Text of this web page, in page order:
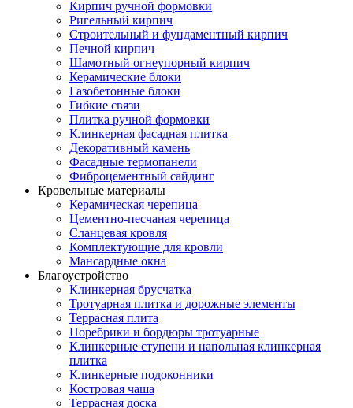
Кирпич ручной формовки
Ригельный кирпич
Строительный и фундаментный кирпич
Печной кирпич
Шамотный огнеупорный кирпич
Керамические блоки
Газобетонные блоки
Гибкие связи
Плитка ручной формовки
Клинкерная фасадная плитка
Декоративный камень
Фасадные термопанели
Фиброцементный сайдинг
Кровельные материалы
Керамическая черепица
Цементно-песчаная черепица
Сланцевая кровля
Комплектующие для кровли
Мансардные окна
Благоустройство
Клинкерная брусчатка
Тротуарная плитка и дорожные элементы
Террасная плита
Поребрики и бордюры тротуарные
Клинкерные ступени и напольная клинкерная
плитка
Клинкерные подоконники
Костровая чаша
Террасная доска